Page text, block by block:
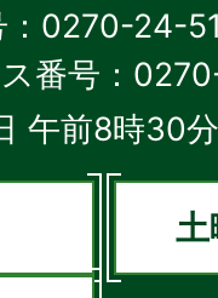
：0270-24-
番号：
午前8時30
土